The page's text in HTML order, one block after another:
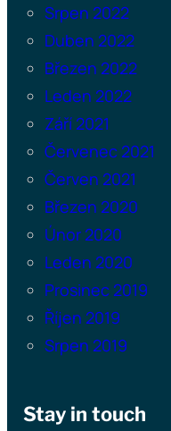
Srpen 2022
Duben 2022
Březen 2022
Leden 2022
Září 2021
Červenec 2021
Červen 2021
Březen 2020
Únor 2020
Leden 2020
Prosinec 2019
Říjen 2019
Srpen 2019
Stay in touch